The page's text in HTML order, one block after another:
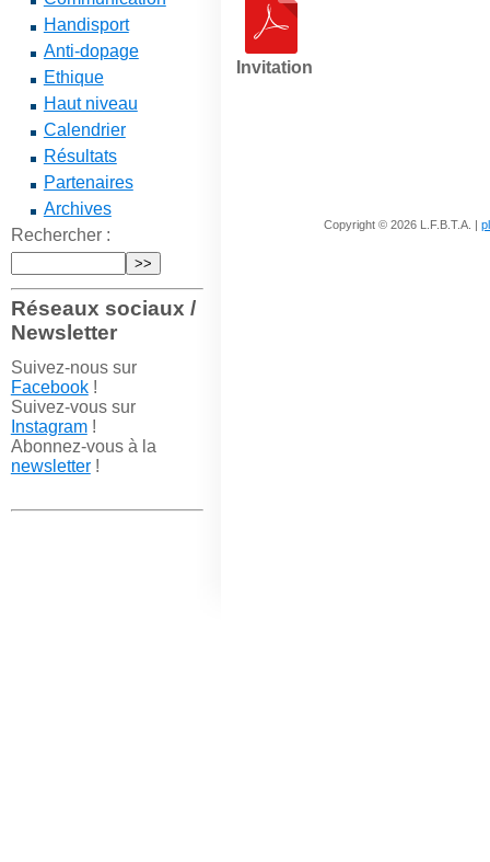
Handisport
Anti-dopage
Ethique
Haut niveau
Calendrier
Résultats
Partenaires
Archives
Rechercher :
Réseaux sociaux /
Newsletter
Suivez-nous sur
Facebook!
Suivez-vous sur
Instagram!
Abonnez-vous à la
newsletter!
Invitation
Copyright © 2026 L.F.B.T.A. |